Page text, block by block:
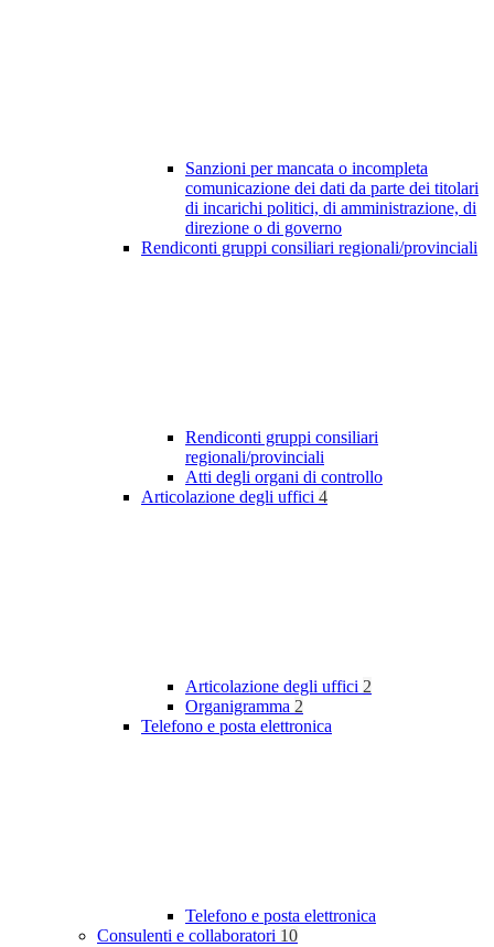
Sanzioni per mancata o incompleta
comunicazione dei dati da parte dei titolari
di incarichi politici, di amministrazione, di
direzione o di governo
Rendiconti gruppi consiliari regionali/provinciali
Rendiconti gruppi consiliari
regionali/provinciali
Atti degli organi di controllo
Articolazione degli uffici 4
Articolazione degli uffici 2
Organigramma 2
Telefono e posta elettronica
Telefono e posta elettronica
Consulenti e collaboratori 10